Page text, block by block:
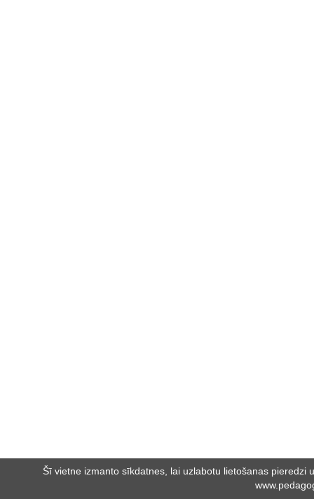
Šī vietne izmanto sīkdatnes, lai uzlabotu lietošanas